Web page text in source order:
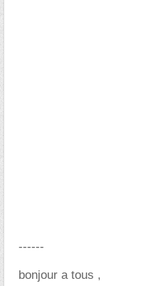
------
bonjour a tous ,